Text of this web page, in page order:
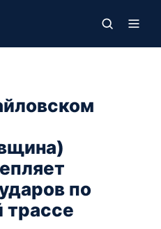
по
трассе